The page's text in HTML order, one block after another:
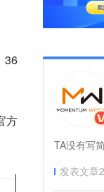
36
方
TA没有写
发表文章